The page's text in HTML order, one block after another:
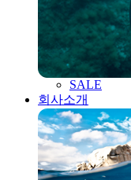
SALE
회사소개